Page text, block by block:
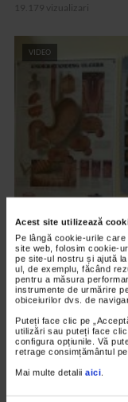
Acest site utilizează
Pe lângă cookie-urile
site web, folosim cookie-
pe site-ul nostru și ajută
ul, de exemplu, făcând
pentru a măsura
instrumente de urmărire
obiceiurilor dvs. de
Puteți face clic pe
utilizări sau puteți face
configura opțiunile. Vă
retrage consimțământul
Mai multe detalii aici.
19.179 vizualizari
VIDEO
MEDICINĂ ALTERNATIVĂ
Cauzele
18.972 vizualizari
VIDEO